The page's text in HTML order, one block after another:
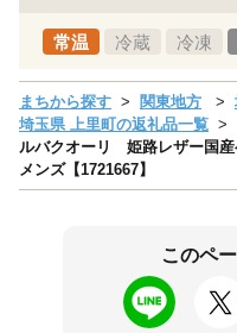
常温 冷蔵 冷凍
まちから探す 関東地方
埼玉県 上里町の返礼品一覧
ルバクオーリ 姫路レザー国
メンズ【1721667】
このペ